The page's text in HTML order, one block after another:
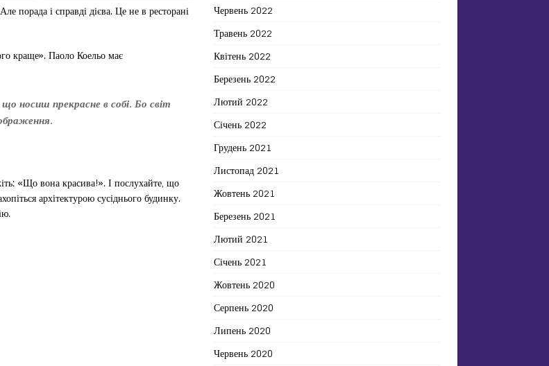
і справді дієва. Це не в ресторані
краще». Паоло Коельо має
носиш прекрасне в собі. Бо світ
«Що вона красива!». І послухайте, що
архітектурою сусіднього будинку.
Червень 2022
Травень 2022
Квітень 2022
Березень 2022
Лютий 2022
Січень 2022
Грудень 2021
Листопад 2021
Жовтень 2021
Березень 2021
Лютий 2021
Січень 2021
Жовтень 2020
Серпень 2020
Липень 2020
Червень 2020